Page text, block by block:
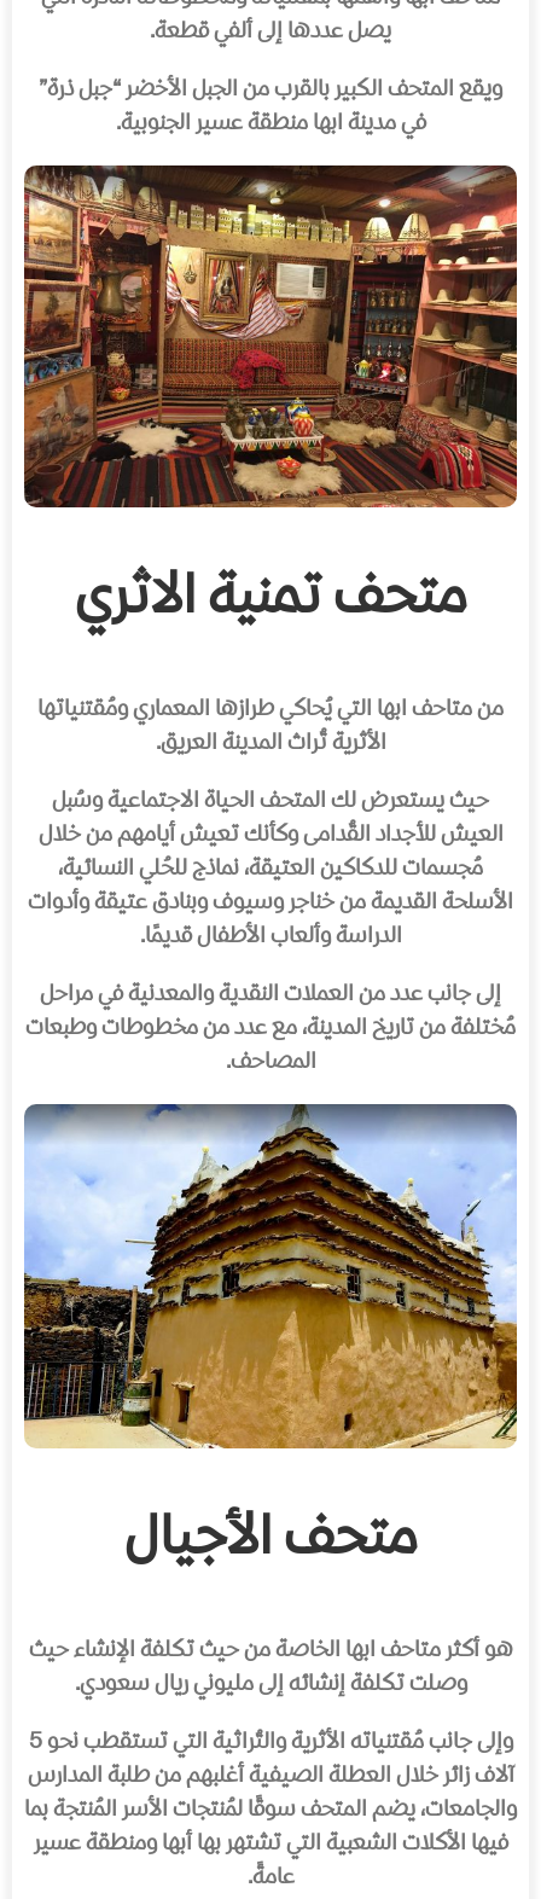
يصل عددها إلى ألفي قطعة.
ويقع المتحف الكبير بالقرب من الجبل الأخضر “جبل ذرة”
في مدينة ابها منطقة عسير الجنوبية.
متحف تمنية الاثري
من متاحف ابها التي يُحاكي طرازها المعماري ومُقتنياتها
الأثرية تُراث المدينة العريق.
حيث يستعرض لك المتحف الحياة الاجتماعية وسُبل
العيش للأجداد القُدامى وكأنك تعيش أيامهم من خلال
مُجسمات للدكاكين العتيقة، نماذج للحُلي النسائية،
الأسلحة القديمة من خناجر وسيوف وبنادق عتيقة وأدوات
الدراسة وألعاب الأطفال قديمًا.
إلى جانب عدد من العملات النقدية والمعدنية في مراحل
مُختلفة من تاريخ المدينة، مع عدد من مخطوطات وطبعات
المصاحف.
متحف الأجيال
هو أكثر متاحف ابها الخاصة من حيث تكلفة الإنشاء حيث
وصلت تكلفة إنشائه إلى مليوني ريال سعودي.
وإلى جانب مُقتنياته الأثرية والتُراثية التي تستقطب نحو 5
آلاف زائر خلال العطلة الصيفية أغلبهم من طلبة المدارس
والجامعات، يضم المتحف سوقًا لمُنتجات الأسر المُنتجة بما
فيها الأكلات الشعبية التي تشتهر بها أبها ومنطقة عسير
عامةً.